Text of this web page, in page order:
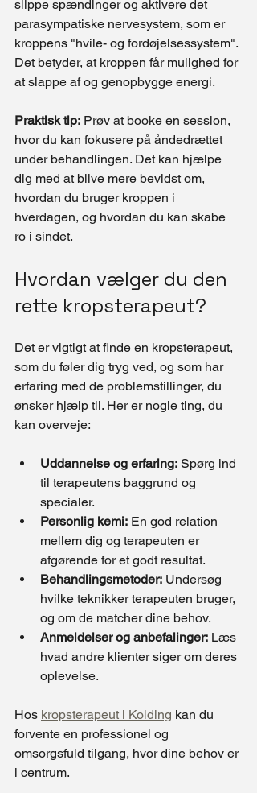
slippe spændinger og aktivere det
parasympatiske nervesystem, som er
kroppens "hvile- og fordøjelsessystem".
Det betyder, at kroppen får mulighed for
at slappe af og genopbygge energi.
Praktisk tip: Prøv at booke en session,
hvor du kan fokusere på åndedrættet
under behandlingen. Det kan hjælpe
dig med at blive mere bevidst om,
hvordan du bruger kroppen i
hverdagen, og hvordan du kan skabe
ro i sindet.
Hvordan vælger du den
rette kropsterapeut?
Det er vigtigt at finde en kropsterapeut,
som du føler dig tryg ved, og som har
erfaring med de problemstillinger, du
ønsker hjælp til. Her er nogle ting, du
kan overveje:
Uddannelse og erfaring: Spørg ind
til terapeutens baggrund og
specialer.
Personlig kemi: En god relation
mellem dig og terapeuten er
afgørende for et godt resultat.
Behandlingsmetoder: Undersøg
hvilke teknikker terapeuten bruger,
og om de matcher dine behov.
Anmeldelser og anbefalinger: Læs
hvad andre klienter siger om deres
oplevelse.
Hos kropsterapeut i Kolding kan du
forvente en professionel og
omsorgsfuld tilgang, hvor dine behov er
i centrum.